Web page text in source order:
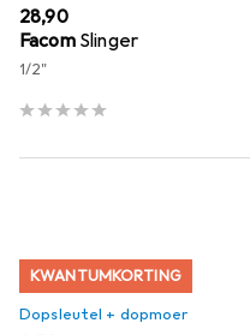
EUR
28,90
Facom Slinger
1/2"
KWANTUMKORTING
Dopsleutel + dopmoer